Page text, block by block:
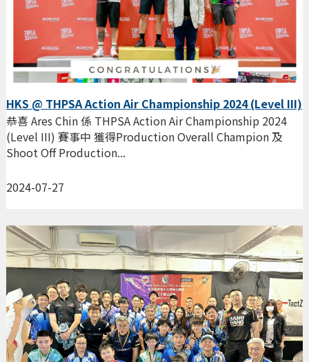
HKS @ THPSA Action Air Championship 2024 (Level III)
2024-07-27
恭喜 Ares Chin 係 THPSA Action Air Championship 2024
(Level III) 賽事中 獲得Production Overall Champion 及
Shoot Off Production...